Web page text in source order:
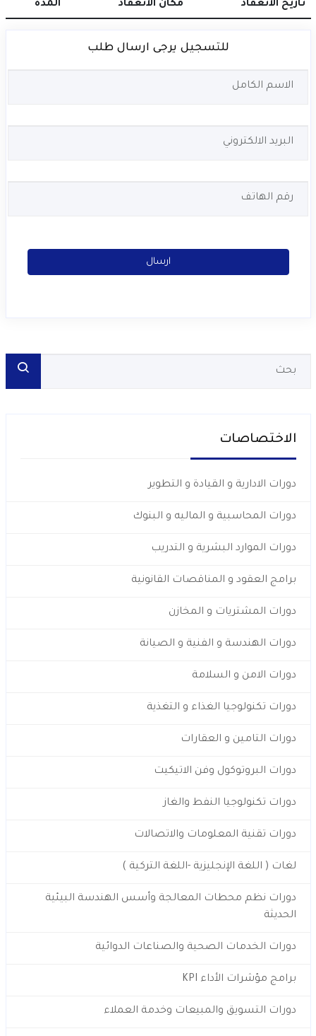
تاريخ الانعقاد مكان الانعقاد المدة
للتسجيل يرجى ارسال طلب
ارسال
الاختصاصات
دورات الادارية و القيادة و التطوير
دورات المحاسبية و الماليه و البنوك
دورات الموارد البشرية و التدريب
برامج العقود و المناقصات القانونية
دورات المشتريات و المخازن
دورات الهندسة و الفنية و الصيانة
دورات الامن و السلامة
دورات تكنولوجيا الغذاء و التغذية
دورات التامين و العقارات
دورات البروتوكول وفن الاتيكيت
دورات تكنولوجيا النفط والغاز
دورات تقنية المعلومات والاتصالات
لغات ( اللغة الإنجليزية -اللغة التركية )
دورات نظم محطات المعالجة وأسس الهندسة البيئية
الحديثة
دورات الخدمات الصحية والصناعات الدوائية
برامج مؤشرات الأداء KPI
دورات التسويق والمبيعات وخدمة العملاء